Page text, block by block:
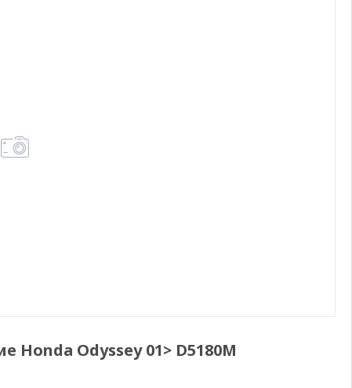
Honda Odyssey 01> D5180M